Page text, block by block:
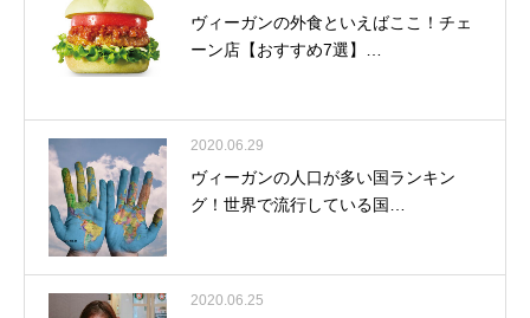
ヴィーガンの外食といえばここ！チェ
ーン店【おすすめ7選】…
2020.06.29
ヴィーガンの人口が多い国ランキン
グ！世界で流行している国…
2020.06.25